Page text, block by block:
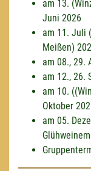
am 13.
Juni 2026
am 11. Juli
Meißen)
am 08., 29.
am 12., 26.
am 10.
Oktober
am 05.